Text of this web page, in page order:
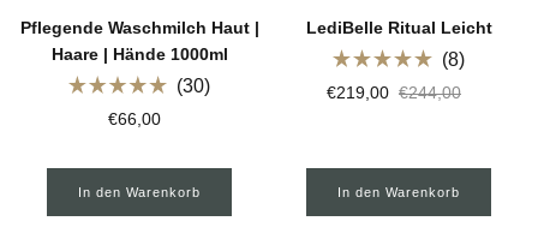
Pflegende Waschmilch Haut |
Haare | Hände 1000ml
bewertet
30
€66,00
In den Warenkorb
LediBelle Ritual Leicht
5.0
bewertet
8
€219,00 €244,00
In den Warenkorb